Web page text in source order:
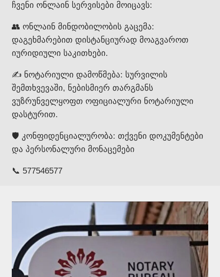
ჩვენი ონლაინ სერვისები მოიცავს:
👥 ონლაინ მინდობილობის გაცემა:
დაგეხმარებით დისტანციურად მოაგვაროთ
იურიდიული საკითხები.
✍️ ნოტარიული დამოწმება: სურვილის
შემთხვევაში, ნებისმიერ თარგმანს
ვუზრუნველყოფთ ოფიციალური ნოტარიული
დასტურით.
🛡️ კონფიდენციალურობა: თქვენი დოკუმენტები
და პერსონალური მონაცემები
📞 577546577